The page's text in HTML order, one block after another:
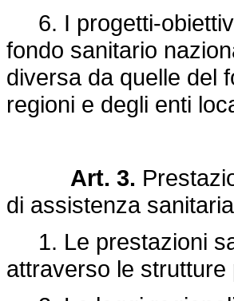
6. I progetti-
fondo sanitario
diversa da quelle del
regioni e degli enti
Art. 3.
di assistenza
1. Le prestazioni
attraverso le